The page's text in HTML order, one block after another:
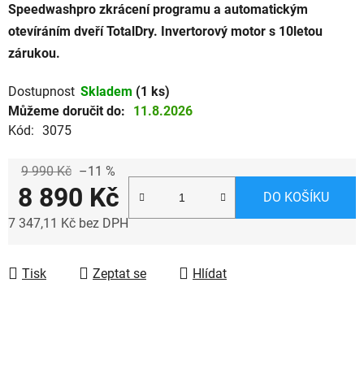
Speedwashpro zkrácení programu a automatickým
otevíráním dveří TotalDry. Invertorový motor s 10letou
zárukou.
Dostupnost Skladem (1 ks)
Můžeme doručit do:
11.8.2026
Kód: 3075
9 990 Kč –11 %
8 890 Kč
7 347,11 Kč bez DPH
DO KOŠÍKU
Tisk Zeptat se Hlídat